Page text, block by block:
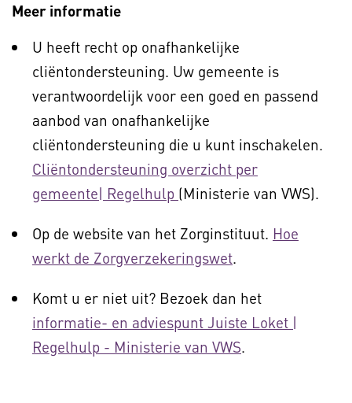
Meer informatie
U heeft recht op onafhankelijke
cliëntondersteuning. Uw gemeente is
verantwoordelijk voor een goed en passend
aanbod van onafhankelijke
cliëntondersteuning die u kunt inschakelen.
Cliëntondersteuning overzicht per
gemeente| Regelhulp (Ministerie van VWS).
Op de website van het Zorginstituut. Hoe
werkt de Zorgverzekeringswet.
Komt u er niet uit? Bezoek dan het
informatie- en adviespunt Juiste Loket |
Regelhulp - Ministerie van VWS.